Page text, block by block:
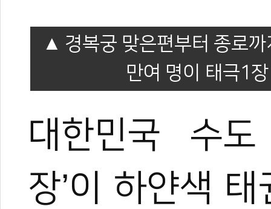
경복궁 맞은편부터 종로
만여 명이 태극1
대한민국 수
장’이 하얀색